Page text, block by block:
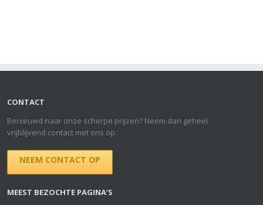
CONTACT
Benieuwd naar onze scherpe prijzen? Neem dan geheel
vrijblijvend contact met ons op.
NEEM CONTACT OP
MEEST BEZOCHTE PAGINA’S